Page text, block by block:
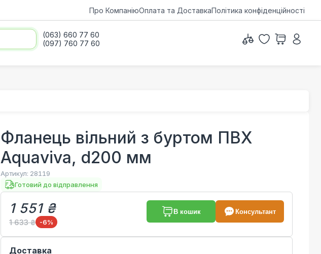
Про КомпаніюОплата та ДоставкаПолітика конфіденційності
(063) 660 77 60
(097) 760 77 60
Фланець вільний з буртом ПВХ
Aquaviva, d200 мм
Артикул: 28119
Готовий до відправлення
1 551 ₴
1 633 ₴ -6%
В кошик Консультант
Доставка